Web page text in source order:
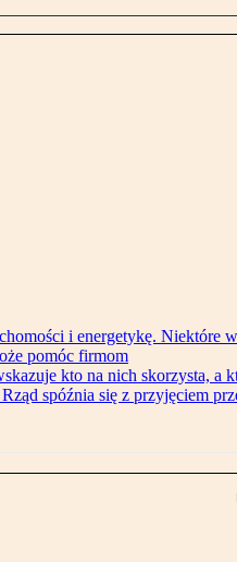
i energetykę. Niektóre w
pomóc firmom
kto na nich skorzysta, a
spóźnia się z przyjęciem